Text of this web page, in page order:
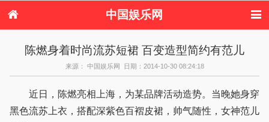
中国娱乐网
电视剧
演唱会 综艺节目
偶像活动
陈燃身着时尚流苏短裙 百变造型简约有范儿
来源： 中国娱乐网 日期：2014-10-30 08:24:18
近日，陈燃亮相上海，为某品牌活动造势。当晚她身穿
黑色流苏上衣，搭配深紫色百褶皮裙，帅气随性，女神范儿